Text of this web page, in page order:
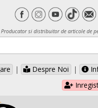
Producator si distribuitor de articole de
| Despre Noi |